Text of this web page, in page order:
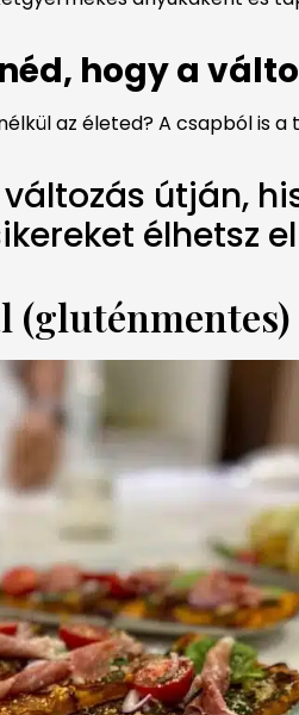
hogy a
az életed? A csapból is
útján,
élhetsz
(gluténmentes)